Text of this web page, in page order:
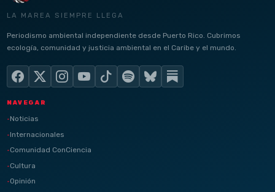
LA MAREA SIEMPRE LLEGA
Periodismo ambiental independiente desde Puerto Rico. Cubrimos
ecología, comunidad y justicia ambiental en el Caribe y el mundo.
NAVEGAR
Noticias
Internacionales
Comunidad ConCiencia
Cultura
Opinión